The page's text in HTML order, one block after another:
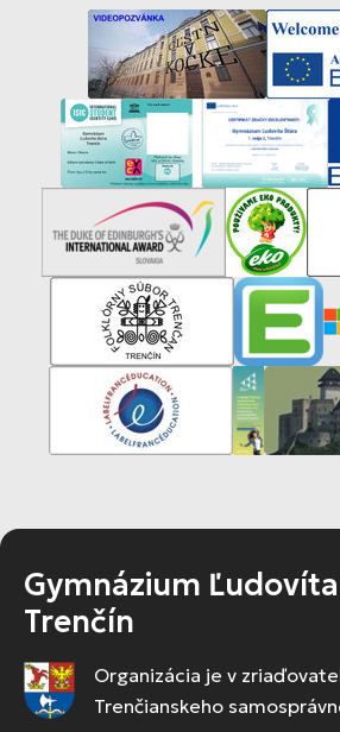
Gymnázium
Trenčín
Organizácia je v
Trenčianskeho